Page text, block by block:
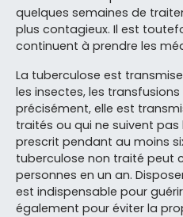
quelques semaines de
plus contagieux. Il est
continuent à prendre les
La tuberculose est
les insectes, les
précisément, elle est
traités ou qui ne suivent
prescrit pendant au moins
tuberculose non traité peut
personnes en un an.
est indispensable pour
également pour éviter la